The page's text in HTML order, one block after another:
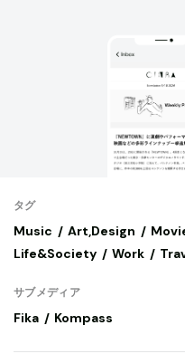
タグ
Music Art,Design
Life&Society
Work
サブメディア
Fika Kompass